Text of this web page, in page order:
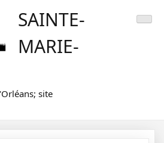
SAINTE-
MARIE-
site